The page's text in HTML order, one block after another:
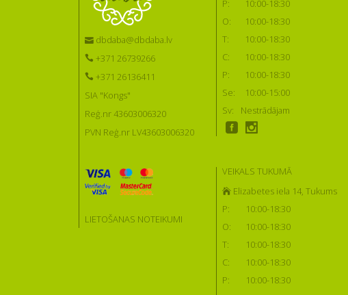
dbdaba@dbdaba.lv
+371 26739266
+371 26136411
SIA "Kongs"
Reģ.nr 43603006320
PVN Reģ.nr LV43603006320
LIETOŠANAS NOTEIKUMI
P:
10:00-18:30
O:
10:00-18:30
T:
10:00-18:30
C:
10:00-18:30
P:
10:00-18:30
Se:
10:00-15:00
Sv:
Nestrādājam
VEIKALS TUKUMĀ
Elizabetes iela 14, Tukums
P:
10:00-18:30
O:
10:00-18:30
T:
10:00-18:30
C:
10:00-18:30
P:
10:00-18:30